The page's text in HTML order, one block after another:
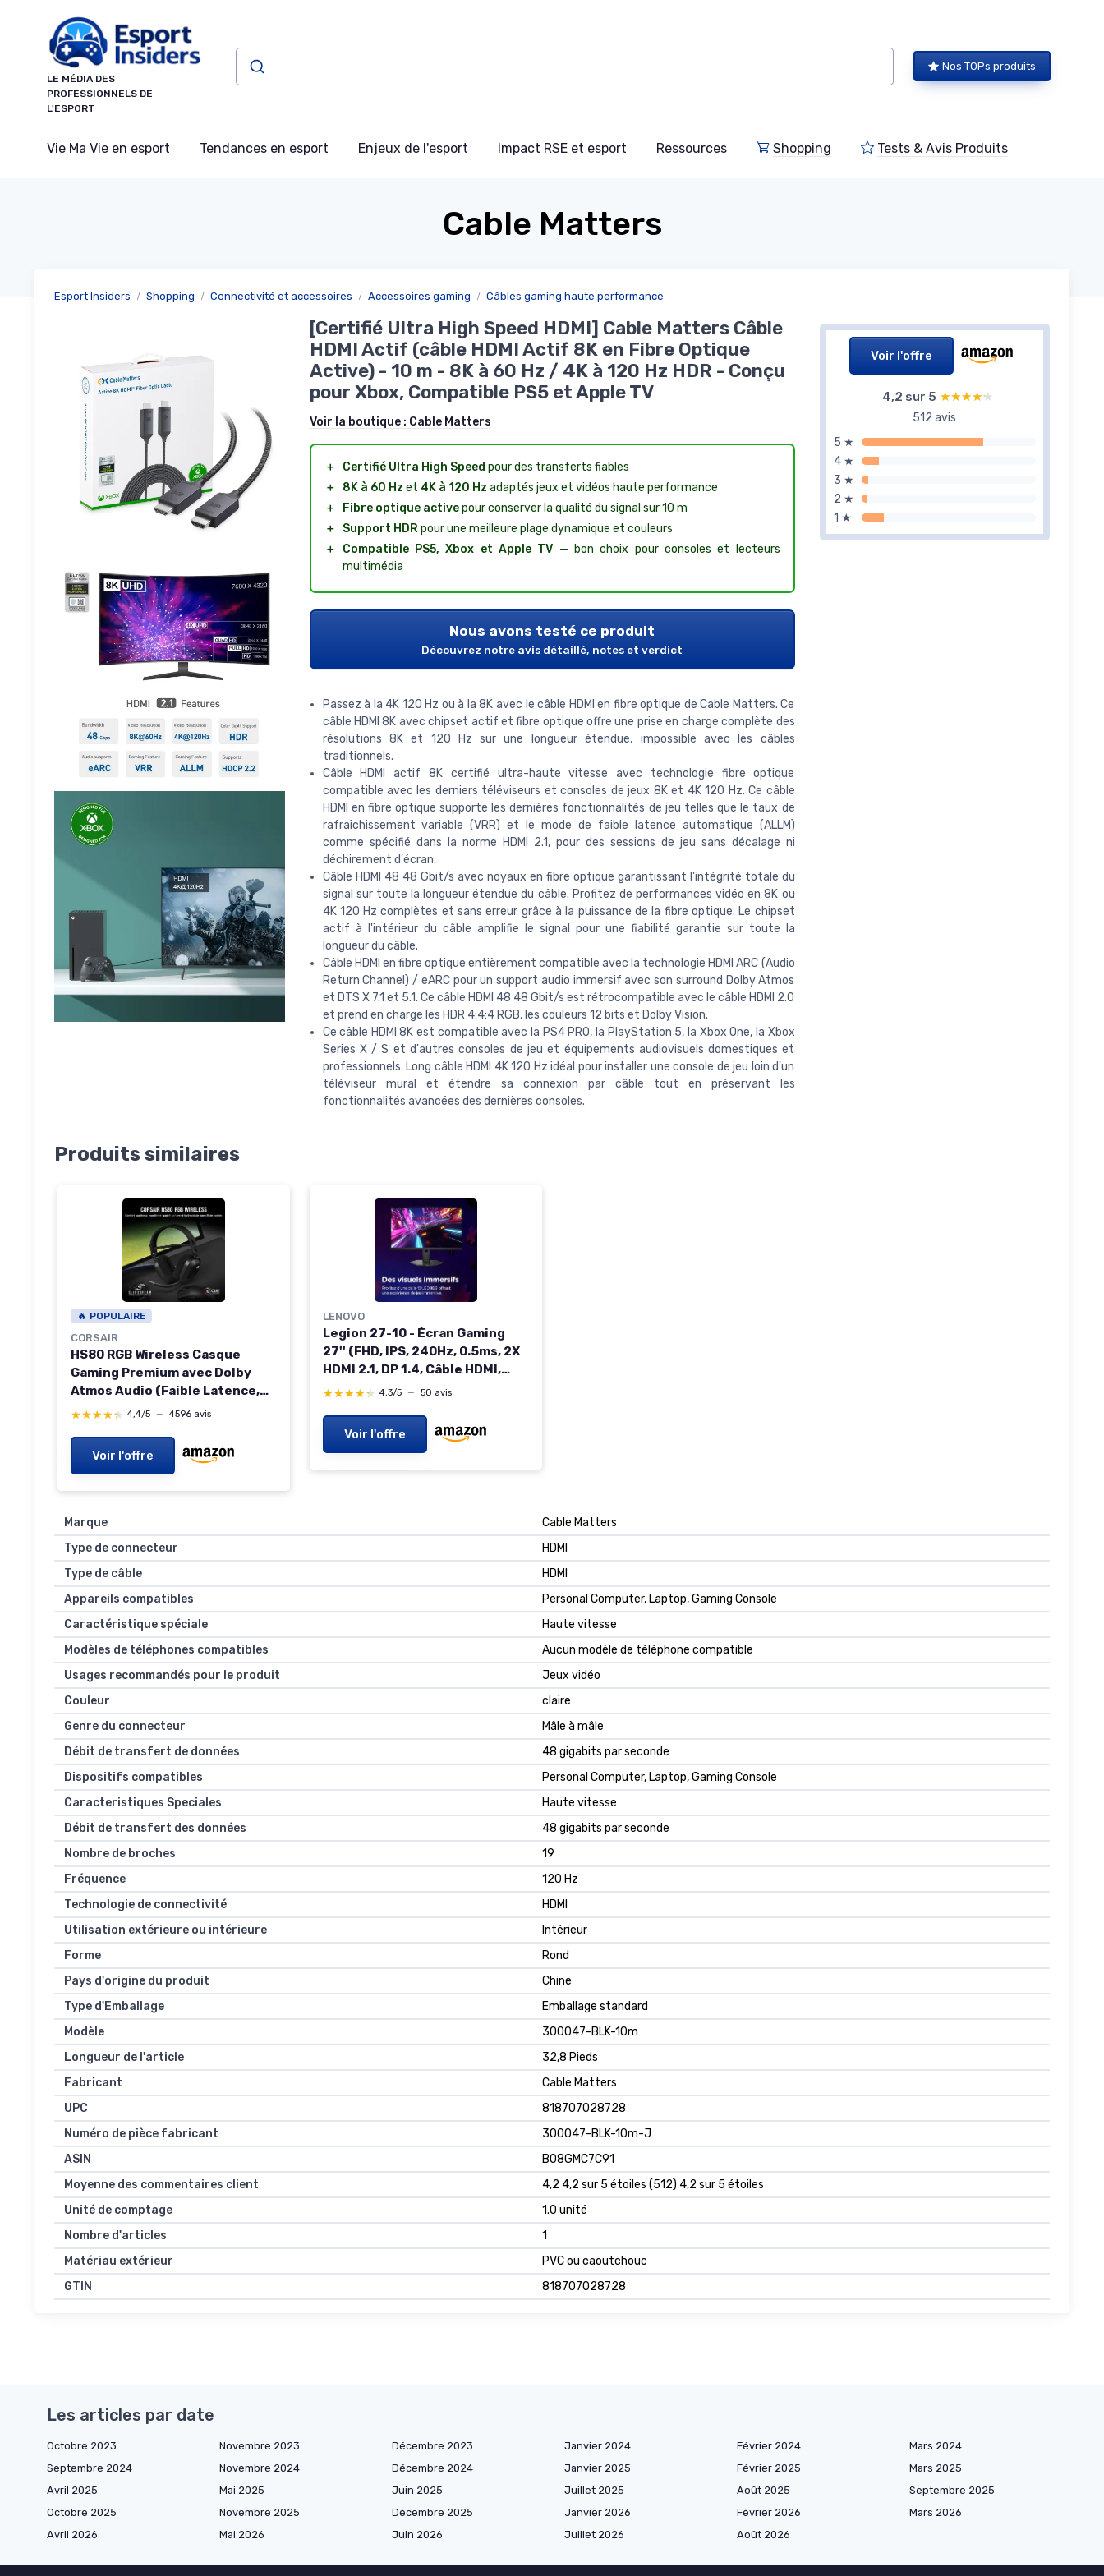
LE MÉDIA DES
PROFESSIONNELS DE
L'ESPORT
Nos TOPs produits
Vie Ma Vie en esport Tendances en esport Enjeux de l'esport Impact RSE et esport Ressources Shopping Tests & Avis Produits
Cable Matters
Esport Insiders Shopping Connectivité et accessoires Accessoires gaming Câbles gaming haute performance
Voir l'offre
4,2 sur 5 ★★★★★
★★★★★
512 avis
5 ★
4 ★
3 ★
2 ★
1 ★
[Certifié Ultra High Speed HDMI] Cable Matters Câble
HDMI Actif (câble HDMI Actif 8K en Fibre Optique
Active) - 10 m - 8K à 60 Hz / 4K à 120 Hz HDR - Conçu
pour Xbox, Compatible PS5 et Apple TV
Voir la boutique : Cable Matters
＋ Certifié Ultra High Speed pour des transferts fiables
＋
8K à 60 Hz et 4K à 120 Hz adaptés jeux et vidéos haute performance
＋
Fibre optique activepour conserver la qualité du signal sur 10 m
＋
Support HDRpour une meilleure plage dynamique et couleurs
＋
Compatible PS5, Xbox et Apple TV — bon choix pour consoles et lecteurs
multimédia
Nous avons testé ce produit
Découvrez notre avis détaillé, notes et verdict
Passez à la 4K 120 Hz ou à la 8K avec le câble HDMI en fibre optique de Cable Matters. Ce
câble HDMI 8K avec chipset actif et fibre optique offre une prise en charge complète des
résolutions 8K et 120 Hz sur une longueur étendue, impossible avec les câbles
traditionnels.
Câble HDMI actif 8K certifié ultra-haute vitesse avec technologie fibre optique
compatible avec les derniers téléviseurs et consoles de jeux 8K et 4K 120 Hz. Ce câble
HDMI en fibre optique supporte les dernières fonctionnalités de jeu telles que le taux de
rafraîchissement variable (VRR) et le mode de faible latence automatique (ALLM)
comme spécifié dans la norme HDMI 2.1, pour des sessions de jeu sans décalage ni
déchirement d'écran.
Câble HDMI 48 48 Gbit/s avec noyaux en fibre optique garantissant l'intégrité totale du
signal sur toute la longueur étendue du câble. Profitez de performances vidéo en 8K ou
4K 120 Hz complètes et sans erreur grâce à la puissance de la fibre optique. Le chipset
actif à l'intérieur du câble amplifie le signal pour une fiabilité garantie sur toute la
longueur du câble.
Câble HDMI en fibre optique entièrement compatible avec la technologie HDMI ARC (Audio
Return Channel) / eARC pour un support audio immersif avec son surround Dolby Atmos
et DTS X 7.1 et 5.1. Ce câble HDMI 48 48 Gbit/s est rétrocompatible avec le câble HDMI 2.0
et prend en charge les HDR 4:4:4 RGB, les couleurs 12 bits et Dolby Vision.
Ce câble HDMI 8K est compatible avec la PS4 PRO, la PlayStation 5, la Xbox One, la Xbox
Series X / S et d'autres consoles de jeu et équipements audiovisuels domestiques et
professionnels. Long câble HDMI 4K 120 Hz idéal pour installer une console de jeu loin d'un
téléviseur mural et étendre sa connexion par câble tout en préservant les
fonctionnalités avancées des dernières consoles.
Produits similaires
🔥 POPULAIRE
CORSAIR
HS80 RGB Wireless Casque
Gaming Premium avec Dolby
Atmos Audio (Faible Latence,
Microphone Omnidirectionnel,
Heures d'autonomie,
Compatibilité PS5/PS4)
★★★★★
★★★★★ 4,4/5 — 4596 avis
Voir l'offre
LENOVO
Legion 27-10 - Écran Gaming
27'' (FHD, IPS, 240Hz, 0.5ms, 2X
HDMI 2.1, DP 1.4, Câble HDMI,
AMD FreeSync Premium)
Inclinaison/Hauteur/Rotation/Pivot
- Noir FHD, IPS, 240Hz, 0.5ms
★★★★★
★★★★★ 4,3/5 — 50 avis
Voir l'offre
Marque
Cable Matters
Type de connecteur
HDMI
Type de câble
HDMI
Appareils compatibles
Personal Computer, Laptop, Gaming Console
Caractéristique spéciale
Haute vitesse
Modèles de téléphones compatibles
Aucun modèle de téléphone compatible
Usages recommandés pour le produit
Jeux vidéo
Couleur
claire
Genre du connecteur
Mâle à mâle
Débit de transfert de données
48 gigabits par seconde
Dispositifs compatibles
Personal Computer, Laptop, Gaming Console
Caracteristiques Speciales
Haute vitesse
Débit de transfert des données
48 gigabits par seconde
Nombre de broches
19
Fréquence
120 Hz
Technologie de connectivité
HDMI
Utilisation extérieure ou intérieure
Intérieur
Forme
Rond
Pays d'origine du produit
Chine
Type d'Emballage
Emballage standard
Modèle
300047-BLK-10m
Longueur de l'article
32,8 Pieds
Fabricant
Cable Matters
UPC
818707028728
Numéro de pièce fabricant
300047-BLK-10m-J
ASIN
B08GMC7C91
Moyenne des commentaires client
4,2 4,2 sur 5 étoiles (512) 4,2 sur 5 étoiles
Unité de comptage
1.0 unité
Nombre d'articles
1
Matériau extérieur
PVC ou caoutchouc
GTIN
818707028728
Les articles par date
Octobre 2023 Novembre 2023 Décembre 2023 Janvier 2024 Février 2024
Mars 2024
Septembre 2024
Novembre 2024 Décembre 2024 Janvier 2025 Février 2025
Mars 2025
Avril 2025
Mai 2025 Juin 2025 Juillet 2025 Août 2025
Septembre 2025
Octobre 2025
Novembre 2025 Décembre 2025 Janvier 2026 Février 2026
Mars 2026
Avril 2026
Mai 2026 Juin 2026 Juillet 2026 Août 2026